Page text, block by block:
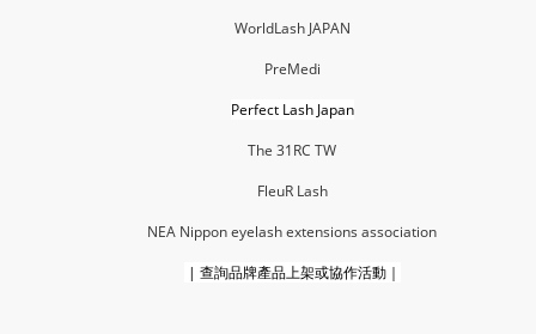
WorldLash JAPAN
PreMedi
Perfect Lash Japan
The 31RC TW
FleuR Lash
NEA Nippon eyelash extensions association
| 查詢品牌產品上架或協作活動｜